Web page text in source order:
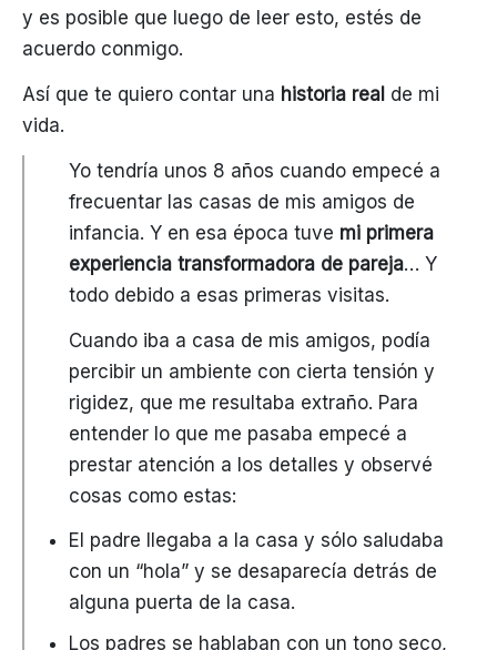
y es posible que luego de leer esto, estés de
acuerdo conmigo.
Así que te quiero contar una historia real de mi
vida.
Yo tendría unos 8 años cuando empecé a
frecuentar las casas de mis amigos de
infancia. Y en esa época tuve mi primera
experiencia transformadora de pareja… Y
todo debido a esas primeras visitas.
Cuando iba a casa de mis amigos, podía
percibir un ambiente con cierta tensión y
rigidez, que me resultaba extraño. Para
entender lo que me pasaba empecé a
prestar atención a los detalles y observé
cosas como estas:
El padre llegaba a la casa y sólo saludaba
con un “hola” y se desaparecía detrás de
alguna puerta de la casa.
Los padres se hablaban con un tono seco,